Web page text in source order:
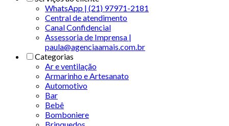
WhatsApp | (21) 97971-2181
Central de atendimento
Canal Confidencial
Assessoria de Imprensa |
paula@agenciaamais.com.br
Categorias
Ar e ventilação
Armarinho e Artesanato
Automotivo
Bar
Bebê
Bomboniere